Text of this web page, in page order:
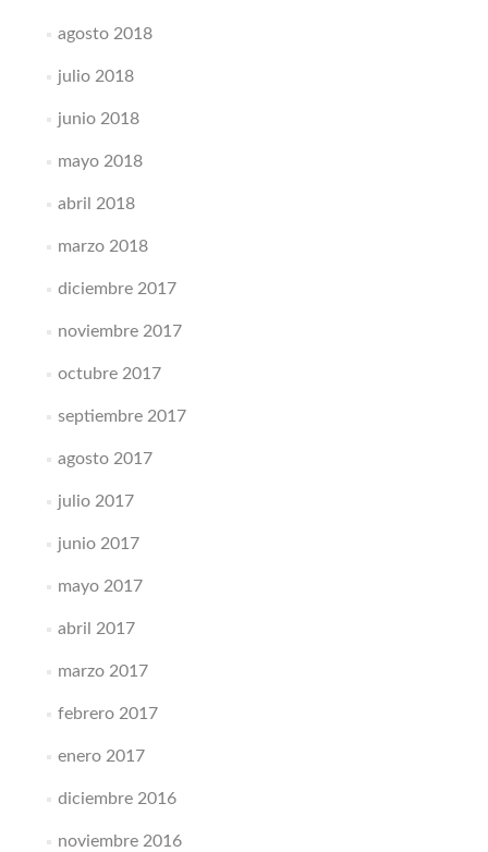
agosto 2018
julio 2018
junio 2018
mayo 2018
abril 2018
marzo 2018
diciembre 2017
noviembre 2017
octubre 2017
septiembre 2017
agosto 2017
julio 2017
junio 2017
mayo 2017
abril 2017
marzo 2017
febrero 2017
enero 2017
diciembre 2016
noviembre 2016